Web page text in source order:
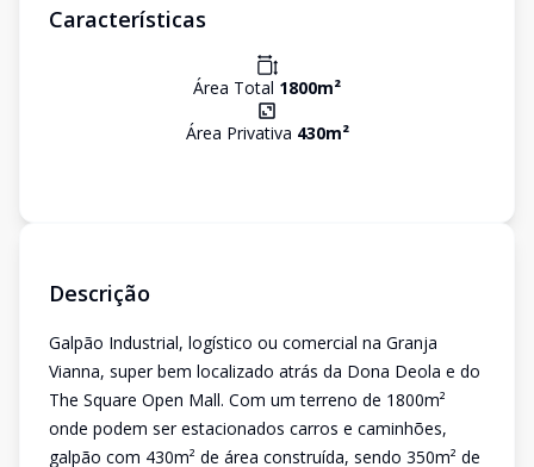
Características
Área Total 1800m²
Área Privativa 430m²
Descrição
Galpão Industrial, logístico ou comercial na Granja
Vianna, super bem localizado atrás da Dona Deola e do
The Square Open Mall. Com um terreno de 1800m²
onde podem ser estacionados carros e caminhões,
galpão com 430m² de área construída, sendo 350m² de